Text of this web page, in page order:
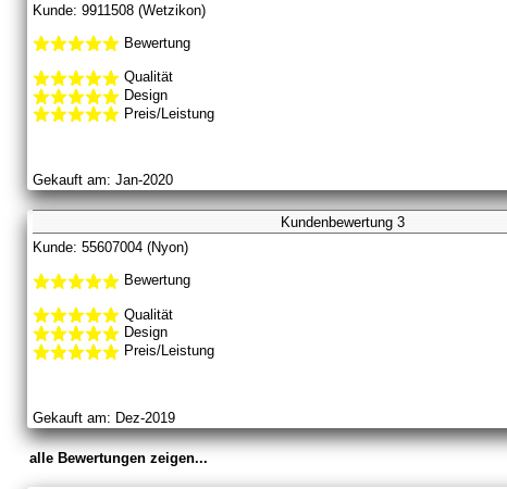
Kunde: 9911508 (Wetzikon)
Bewertung
Qualität
Design
Preis/Leistung
Gekauft am: Jan-2020
Kundenbewertung 3
Kunde: 55607004 (Nyon)
Bewertung
Qualität
Design
Preis/Leistung
Gekauft am: Dez-2019
alle Bewertungen zeigen...